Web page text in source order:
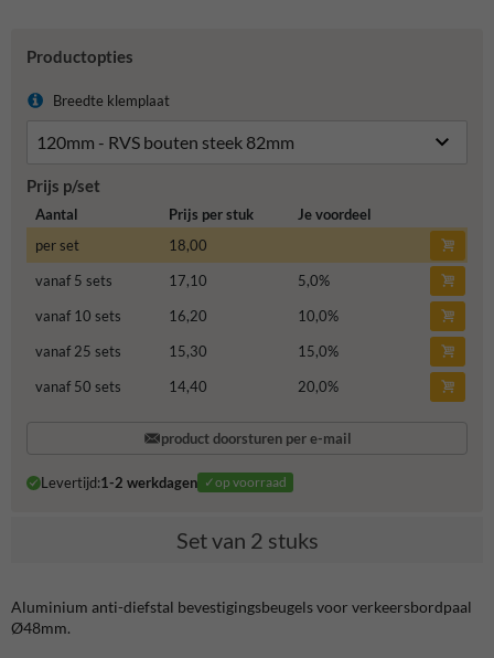
Productopties
Breedte klemplaat
Prijs p/set
Aantal Prijs per stuk
Je voordeel
per set
18,00
vanaf 5 sets
17,10 5,0%
vanaf 10 sets
16,20 10,0%
vanaf 25 sets
15,30 15,0%
vanaf 50 sets
14,40 20,0%
product doorsturen per e-mail
Levertijd:1-2 werkdagen ✓op voorraad
Set van 2 stuks
Aluminium anti-diefstal bevestigingsbeugels voor verkeersbordpaal
Ø48mm.